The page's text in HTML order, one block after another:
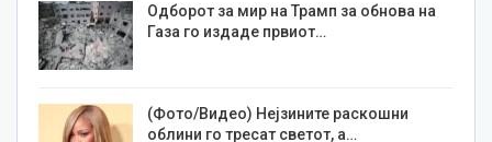
Одборот за мир на Трамп за обнова на
Газа го издаде првиот…
(Фото/Видео) Нејзините раскошни
облини го тресат светот, а…